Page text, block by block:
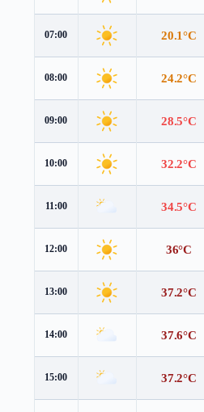
07:00 20.1°C
08:00 24.2°C
09:00 28.5°C
10:00 32.2°C
11:00 34.5°C
12:00 36°C
13:00 37.2°C
14:00 37.6°C
15:00 37.2°C